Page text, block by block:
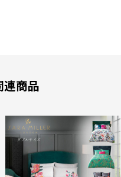
連商品